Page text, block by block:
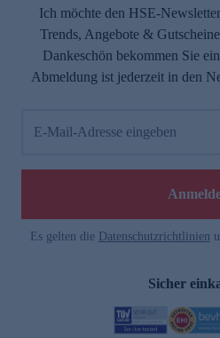
Ich möchte den HSE-
Trends, Angebote &
Dankeschön bekommen Sie
Abmeldung ist jederzeit in den
E-Mail-Adresse eingeben
Es gelten die Datenschutzrichtlinien
Sicher